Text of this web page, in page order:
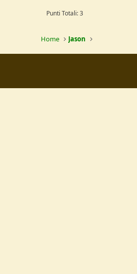
Punti Totali: 3
Home Jason